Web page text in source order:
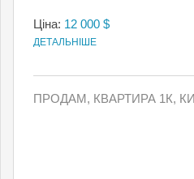
Ціна: 12 000 $
ДЕТАЛЬНІШЕ
ПРОДАМ, КВАРТИРА 1К,